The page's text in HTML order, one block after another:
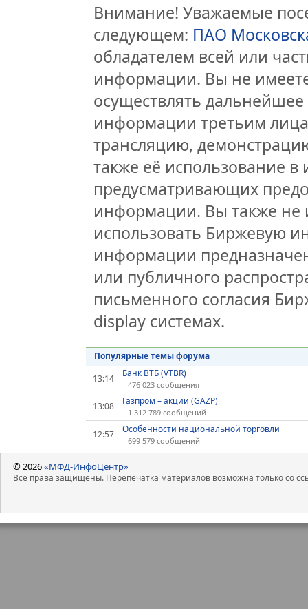
Внимание! Уважаемые
следующем: ПАО
обладателем всей или
информации. Вы не
осуществлять
информации третьим
трансляцию,
также её использование
предусматривающих
информации. Вы также не
использовать Биржевую
информации
или публичного
письменного согласия
display системах.
Популярные темы форума
13:14
Банк ВТБ (VTBR)
476 023 сообщения
13:08 Газпром – акции (GAZP)
1 312 789 сообщений
12:57 Особенности национальной торговли
699 579 сообщений
© 2026«МФД-ИнфоЦентр»
Все права защищены. Перепечатка материалов возможна только со